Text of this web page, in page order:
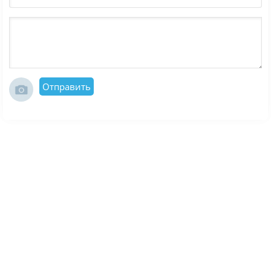
Отправить